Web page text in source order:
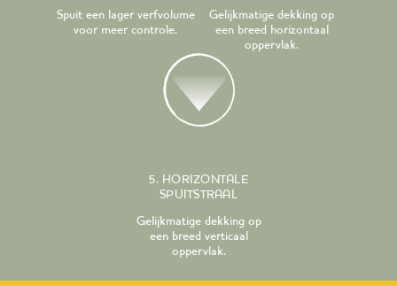
Spuit een lager verfvolume
voor meer controle.
Gelijkmatige dekking op
een breed horizontaal
oppervlak.
5. HORIZONTALE
SPUITSTRAAL
Gelijkmatige dekking op
een breed verticaal
oppervlak.